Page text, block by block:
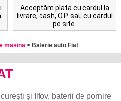
Acceptăm plata cu cardul la
livrare, cash, O.P. sau cu cardul
pe site.
masina > Baterie auto Fiat
și Ilfov, baterii de pornire